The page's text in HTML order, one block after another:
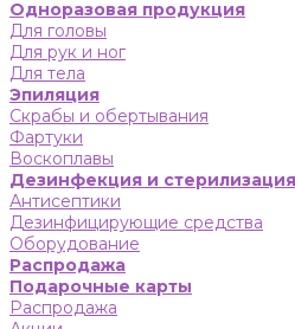
Одноразовая продукция
Для головы
Для рук и ног
Для тела
Эпиляция
Скрабы и обертывания
Фартуки
Воскоплавы
Дезинфекция и стерилизация
Антисептики
Дезинфицирующие средства
Оборудование
Распродажа
Подарочные карты
Распродажа